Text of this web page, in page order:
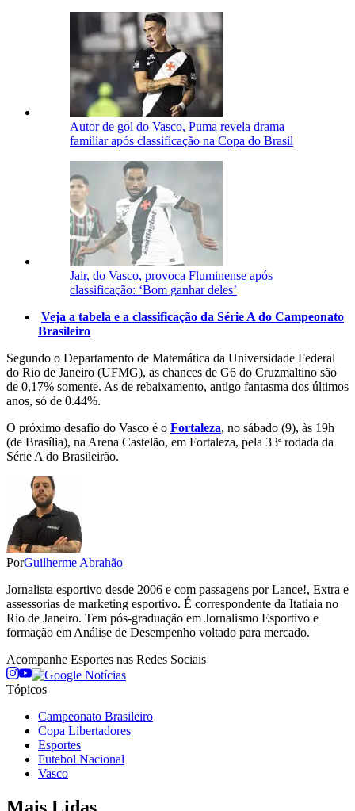
Autor de gol do Vasco, Puma revela drama
familiar após classificação na Copa do Brasil
Jair, do Vasco, provoca Fluminense após
classificação: ‘Bom ganhar deles’
Veja a tabela e a classificação da Série A do Campeonato
Brasileiro
Segundo o Departamento de Matemática da Universidade Federal
do Rio de Janeiro (UFMG), as chances de G6 do Cruzmaltino são
de 0,17% somente. As de rebaixamento, antigo fantasma dos últimos
anos, só de 0.44%.
O próximo desafio do Vasco é o Fortaleza, no sábado (9), às 19h
(de Brasília), na Arena Castelão, em Fortaleza, pela 33ª rodada da
Série A do Brasileirão.
PorGuilherme Abrahão
Jornalista esportivo desde 2006 e com passagens por Lance!, Extra e
assessorias de marketing esportivo. É correspondente da Itatiaia no
Rio de Janeiro. Tem pós-graduação em Jornalismo Esportivo e
formação em Análise de Desempenho voltado para mercado.
Acompanhe Esportes nas Redes Sociais
Tópicos
Campeonato Brasileiro
Copa Libertadores
Esportes
Futebol Nacional
Vasco